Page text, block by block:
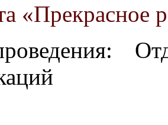
«Прекрасное